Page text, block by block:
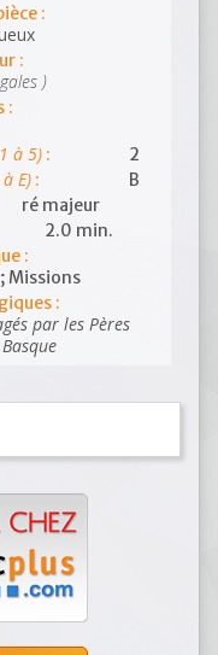
:
:
)
:
à 5):
2
E) :
B
ré majeur
2.0 min.
:
Missions
:
par les Pères